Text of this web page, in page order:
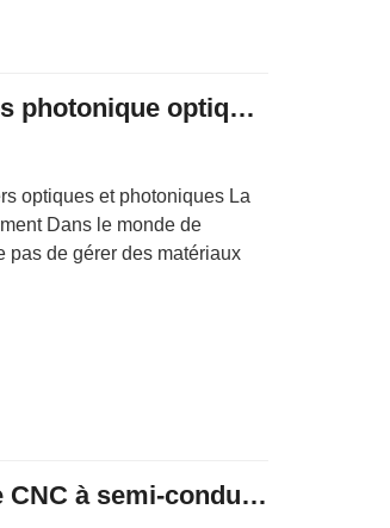
Usinage CNC Boîtiers de lentilles photonique optique Anodisation noire
optiques et photoniques La
Dans le monde de
pas de gérer des matériaux
Capteurs de précision d’usinage CNC à semi-conducteurs Llathe de type suisse